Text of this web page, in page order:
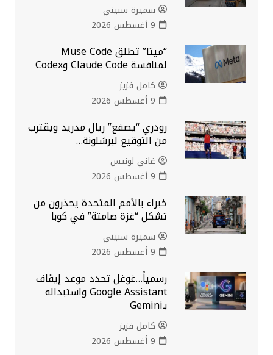
سميرة سنيني
9 أغسطس 2026
“ميتا” تطلق Muse Code
لمنافسة Claude Code وCodex
كامل فزيز
9 أغسطس 2026
رودري “يصفع” ريال مدريد ويقترب
من التوقيع لبرشلونة…
غاني لونيس
9 أغسطس 2026
خبراء بالأمم المتحدة يحذرون من
تشكل “غزة صامتة” في كوبا
سميرة سنيني
9 أغسطس 2026
رسمياً…غوغل تحدد موعد إيقاف
Google Assistant واستبداله
بـGemini
كامل فزيز
9 أغسطس 2026